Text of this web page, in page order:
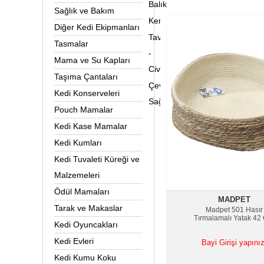
Sağlık ve Bakım
Diğer Kedi Ekipmanları
Tasmalar
Mama ve Su Kapları
Taşıma Çantaları
Kedi Konserveleri
Pouch Mamalar
Kedi Kase Mamalar
Kedi Kumları
Kedi Tuvaleti Küreği ve
Malzemeleri
Ödül Mamaları
Tarak ve Makaslar
Kedi Oyuncakları
Kedi Evleri
Kedi Kumu Koku
Balık
Kemirgen&Sürüngen
Tavuk
-
Civciv
Çevre
Sağlığı
MADPET
Madpet 501 Hasır
Tırmalamalı Yatak 42
Bayi Girişi